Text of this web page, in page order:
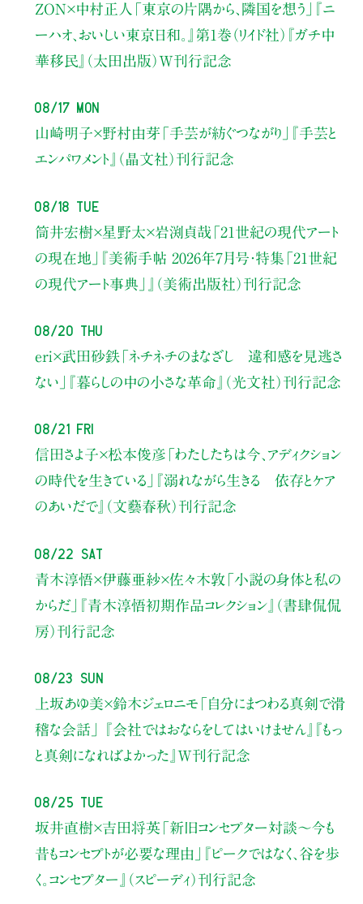
ZON×中村正人 「東京の片隅から、隣国を想う」
『ニ
ーハオ、おいしい東京日和。』第1巻（リイド社） 『ガチ中
華移民』（太田出版）W刊行記念
08/17 Mon
山崎明子×野村由芽 「手芸が紡ぐつながり」
『手芸と
エンパワメント』（晶文社）刊行記念
08/18 Tue
筒井宏樹×星野太×岩渕貞哉 「21世紀の現代アート
の現在地」
『美術手帖 2026年7月号・特集「21世紀
の現代アート事典」』（美術出版社）刊行記念
08/20 Thu
eri×武田砂鉄「ネチネチのまなざし 違和感を見逃さ
ない」
『暮らしの中の小さな革命』（光文社）刊行記念
08/21 Fri
信田さよ子×松本俊彦 「わたしたちは今、アディクション
の時代を生きている」
『溺れながら生きる 依存とケア
のあいだで』（文藝春秋）刊行記念
08/22 Sat
青木淳悟×伊藤亜紗×佐々木敦 「小説の身体と私の
からだ」
『青木淳悟初期作品コレクション』（書肆侃侃
房）刊行記念
08/23 Sun
上坂あゆ美×鈴木ジェロニモ 「自分にまつわる真剣で滑
稽な会話」
『会社ではおならをしてはいけません』『もっ
と真剣になればよかった』W刊行記念
08/25 Tue
坂井直樹×吉田将英「新旧コンセプター対談～今も
昔もコンセプトが必要な理由」
『ピークではなく、谷を歩
く。コンセプター』（スピーディ）刊行記念